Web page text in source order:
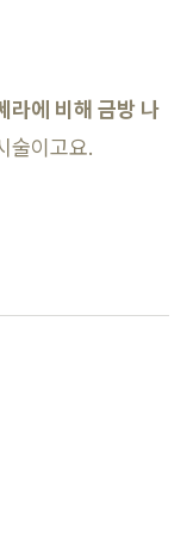
라에 비해 금방 나
술이고요.